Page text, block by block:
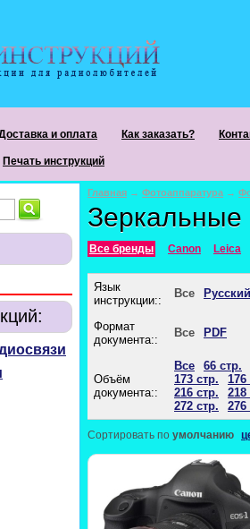
и оплата Как заказать?
Печать инструкций
Главная → Фотоаппаратура →
Зеркальные
Все бренды Canon Leica
Язык
инструкции::
Все Русский
Формат
документа::
Все PDF
Объём
документа::
Все
66 стр.
173 стр.
176
216 стр.
218
272 стр.
276
Сортировать по умолчанию